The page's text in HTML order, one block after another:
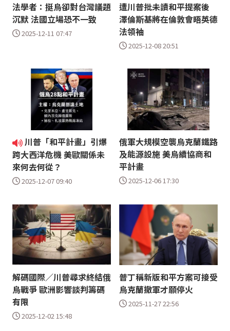
法學者：挺烏卻對台灣議題
沉默 法國立場恐不一致
2025-12-11 07:47
遭川普批未讀和平提案後
澤倫斯基將在倫敦會晤英德
法領袖
2025-12-08 20:51
川普「和平計畫」引爆
跨大西洋危機 美歐關係未
來何去何從？
2025-12-07 09:40
俄軍大規模空襲烏克蘭鐵路
及能源設施 美烏續協商和
平計畫
2025-12-06 17:30
解碼國際／川普尋求終結俄
烏戰爭 歐洲影響談判籌碼
有限
2025-12-02 15:48
普丁稱新版和平方案可接受
烏克蘭撤軍才願停火
2025-11-27 22:56